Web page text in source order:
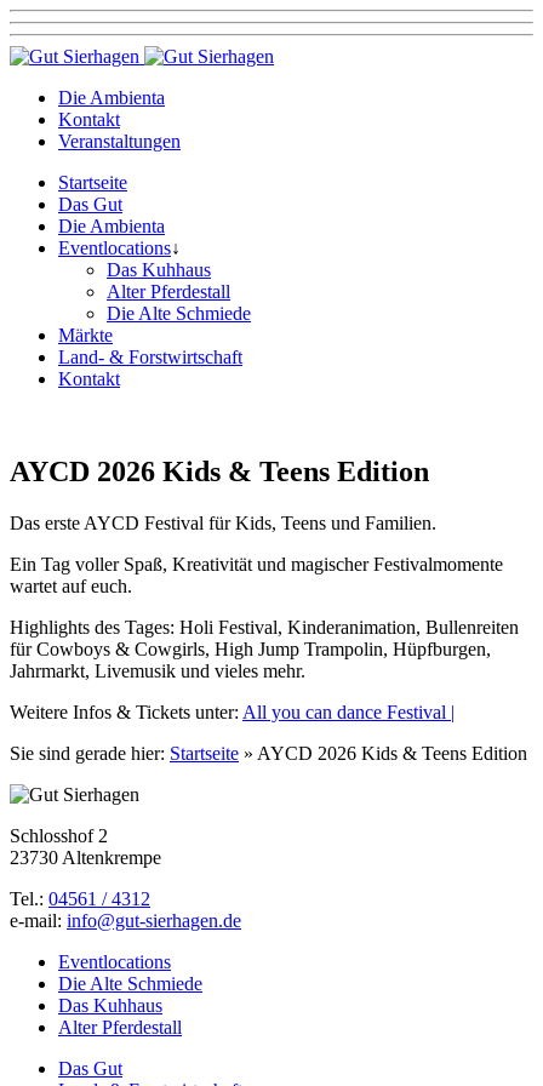
Die Ambienta
Kontakt
Veranstaltungen
Startseite
Das Gut
Die Ambienta
Eventlocations↓
Das Kuhhaus
Alter Pferdestall
Die Alte Schmiede
Märkte
Land- & Forstwirtschaft
Kontakt
AYCD 2026 Kids & Teens Edition
Das erste AYCD Festival für Kids, Teens und Familien.
Ein Tag voller Spaß, Kreativität und magischer Festivalmomente
wartet auf euch.
Highlights des Tages: Holi Festival, Kinderanimation, Bullenreiten
für Cowboys & Cowgirls, High Jump Trampolin, Hüpfburgen,
Jahrmarkt, Livemusik und vieles mehr.
Weitere Infos & Tickets unter: All you can dance Festival |
Sie sind gerade hier: Startseite » AYCD 2026 Kids & Teens Edition
Schlosshof 2
23730 Altenkrempe
Tel.: 04561 / 4312
e-mail: info@gut-sierhagen.de
Eventlocations
Die Alte Schmiede
Das Kuhhaus
Alter Pferdestall
Das Gut